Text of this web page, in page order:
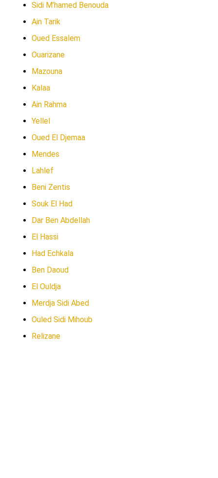
Sidi M’hamed Benouda
Ain Tarik
Oued Essalem
Ouarizane
Mazouna
Kalaa
Ain Rahma
Yellel
Oued El Djemaa
Mendes
Lahlef
Beni Zentis
Souk El Had
Dar Ben Abdellah
El Hassi
Had Echkala
Ben Daoud
El Ouldja
Merdja Sidi Abed
Ouled Sidi Mihoub
Relizane